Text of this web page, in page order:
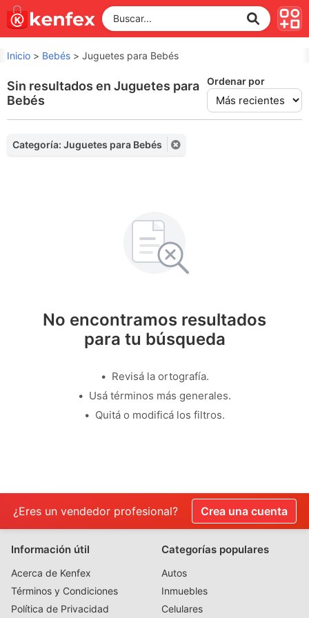
Inicio > Bebés > Juguetes para Bebés
Sin resultados en Juguetes para
Bebés
Ordenar por
Categoría: Juguetes para Bebés
No encontramos resultados
para tu búsqueda
Revisá la ortografía.
Usá términos más generales.
Quitá o modificá los filtros.
¿Eres un vendedor profesional? Crea una cuenta
Información útil
Acerca de Kenfex
Términos y Condiciones
Política de Privacidad
Categorías populares
Autos
Inmuebles
Celulares